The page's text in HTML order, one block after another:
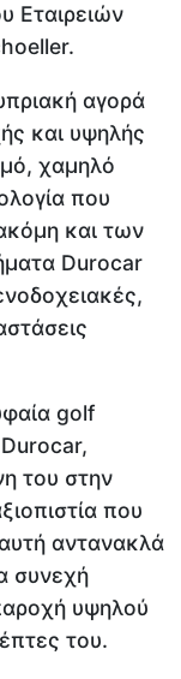
Εταιρειών
αγορά
και υψηλής
χαμηλό
που
και των
Durocar
golf
του στην
που
αντανακλά
συνεχή
υψηλού
του.